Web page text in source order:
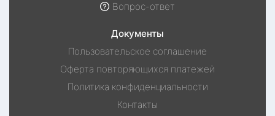
Вопрос-ответ
Документы
Пользовательское соглашение
Оферта повторяющихся платежей
Политика конфиденциальности
Контакты